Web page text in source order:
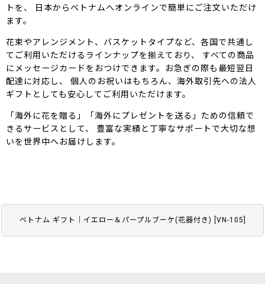
ベトナム ギフト｜イエロー＆パープルブーケ(花器付き) VN-105
トを、 日本からベトナムへオンラインで簡単にご注文いただけ
ます。
花束やアレンジメント、バスケットタイプなど、各国で共通し
てご利用いただけるラインナップを揃えており、 すべての商品
にメッセージカードをおつけできます。お急ぎの際も最短翌日
配達に対応し、 個人のお祝いはもちろん、海外取引先への法人
ギフトとしても安心してご利用いただけます。
「海外に花を贈る」「海外にプレゼントを送る」ための信頼で
きるサービスとして、 豊富な実績と丁寧なサポートで大切な想
いを世界中へお届けします。